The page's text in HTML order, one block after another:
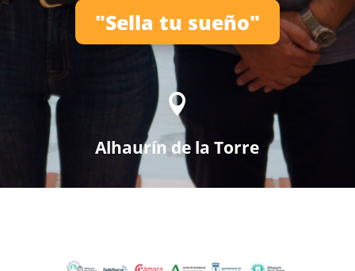
"Sella tu sueño"

Alhaurín de la Torre